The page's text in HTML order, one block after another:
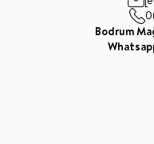
Bodrum